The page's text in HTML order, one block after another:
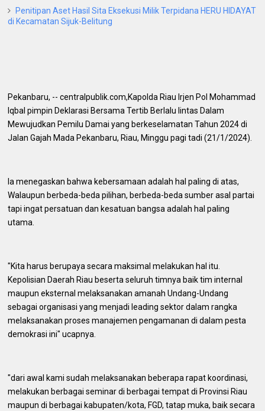
Penitipan Aset Hasil Sita Eksekusi Milik Terpidana HERU HIDAYAT
di Kecamatan Sijuk-Belitung
Pekanbaru, -- centralpublik.com,Kapolda Riau Irjen Pol Mohammad
Iqbal pimpin Deklarasi Bersama Tertib Berlalu lintas Dalam
Mewujudkan Pemilu Damai yang berkeselamatan Tahun 2024 di
Jalan Gajah Mada Pekanbaru, Riau, Minggu pagi tadi (21/1/2024).
Ia menegaskan bahwa kebersamaan adalah hal paling di atas,
Walaupun berbeda-beda pilihan, berbeda-beda sumber asal partai
tapi ingat persatuan dan kesatuan bangsa adalah hal paling
utama.
"Kita harus berupaya secara maksimal melakukan hal itu.
Kepolisian Daerah Riau beserta seluruh timnya baik tim internal
maupun eksternal melaksanakan amanah Undang-Undang
sebagai organisasi yang menjadi leading sektor dalam rangka
melaksanakan proses manajemen pengamanan di dalam pesta
demokrasi ini" ucapnya.
"dari awal kami sudah melaksanakan beberapa rapat koordinasi,
melakukan berbagai seminar di berbagai tempat di Provinsi Riau
maupun di berbagai kabupaten/kota, FGD, tatap muka, baik secara